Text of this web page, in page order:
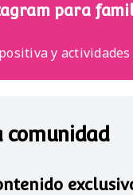
para
y
comunidad